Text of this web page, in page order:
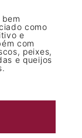
bem
como
e
com
peixes,
e queijos